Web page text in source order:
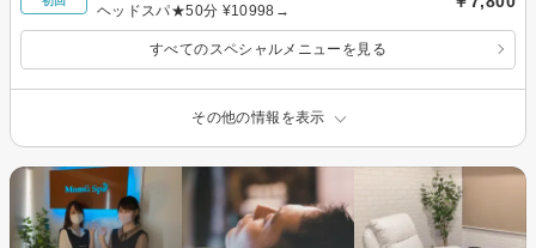
ヘッドスパ★50分 ¥10998→
すべてのスペシャルメニューを見る
その他の情報を表示